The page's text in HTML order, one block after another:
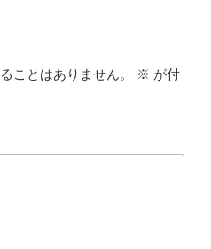
ことはありません。 ※ が付